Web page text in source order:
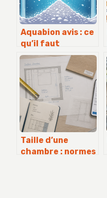
Aquabion avis : ce
qu’il faut
vraiment savoir
avant d’acheter
Taille d’une
chambre : normes